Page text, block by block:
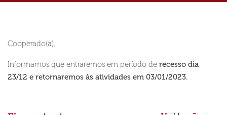
Cooperado(a),
Informamos que entraremos em período de recesso dia
23/12 e retornaremos às atividades em 03/01/2023.